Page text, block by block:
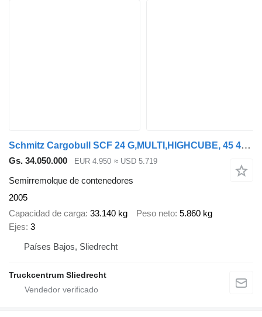
Schmitz Cargobull SCF 24 G,MULTI,HIGHCUBE, 45 40 30 20 FEET,BPW DRUM
Gs. 34.050.000 EUR 4.950 ≈ USD 5.719
Semirremolque de contenedores
2005
Capacidad de carga 33.140 kg Peso neto 5.860 kg
Ejes 3
Países Bajos, Sliedrecht
Truckcentrum Sliedrecht